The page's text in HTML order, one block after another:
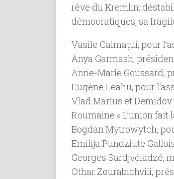
rêve du Kremlin:
démocratiques, sa
Vasile Calmațui, pour
Anya Garmash,
Anne-Marie Goussard,
Eugène Leahu, pour
Vlad Marius et
Roumaine « L’union fait
Bogdan Mytrowytch,
Emilija Pundziute
Georges Sardjvéladzé,
Othar Zourabichvili,